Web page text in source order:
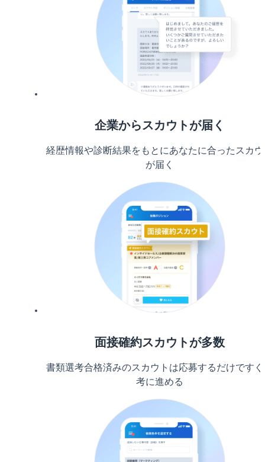
企業からスカウトが届く
経歴情報や診断結果をもとにあなたに合ったスカ
が届く
面接確約スカウトが多数
書類選考合格済みのスカウトは応募するだけです
考に進める